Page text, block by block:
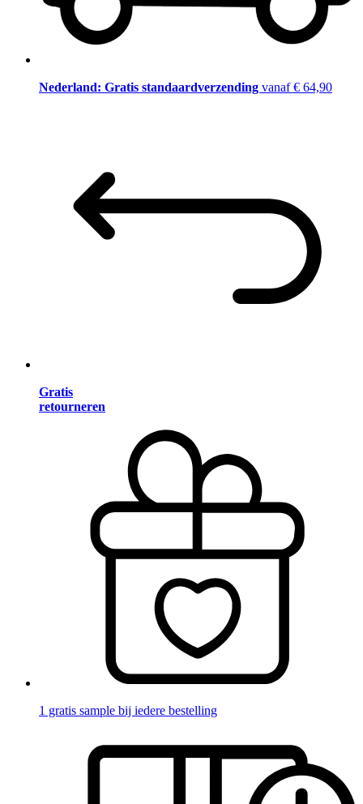
Nederland: Gratis standaardverzending vanaf € 64,90
Gratis
retourneren
1 gratis sample bij iedere bestelling